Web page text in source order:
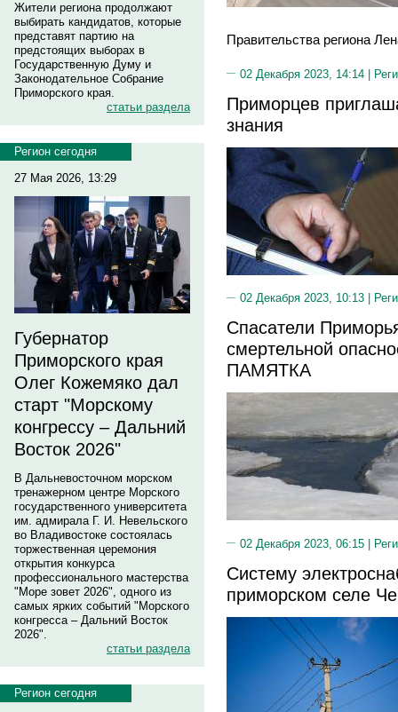
Жители региона продолжают
выбирать кандидатов, которые
представят партию на
предстоящих выборах в
Государственную Думу и
Законодательное Собрание
Приморского края.
статьи раздела
Регион сегодня
27 Мая 2026, 13:29
Губернатор
Приморского края
Олег Кожемяко дал
старт "Морскому
конгрессу – Дальний
Восток 2026"
В Дальневосточном морском
тренажерном центре Морского
государственного университета
им. адмирала Г. И. Невельского
во Владивостоке состоялась
торжественная церемония
открытия конкурса
профессионального мастерства
"Море зовет 2026", одного из
самых ярких событий "Морского
конгресса – Дальний Восток
2026".
статьи раздела
Регион сегодня
Правительства региона
02 Декабря 2023, 14:14 |
Приморцев
знания
02 Декабря 2023, 10:13 |
Спасатели
смертельной
ПАМЯТКА
02 Декабря 2023, 06:15 |
Систему
приморском селе